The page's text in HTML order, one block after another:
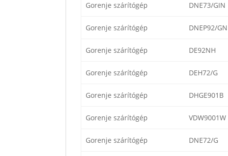
Gorenje szárítógép DNE73/GIN
Gorenje szárítógép DNEP92/GN
Gorenje szárítógép DE92NH
Gorenje szárítógép DEH72/G
Gorenje szárítógép DHGE901B
Gorenje szárítógép VDW9001W
Gorenje szárítógép DNE72/G